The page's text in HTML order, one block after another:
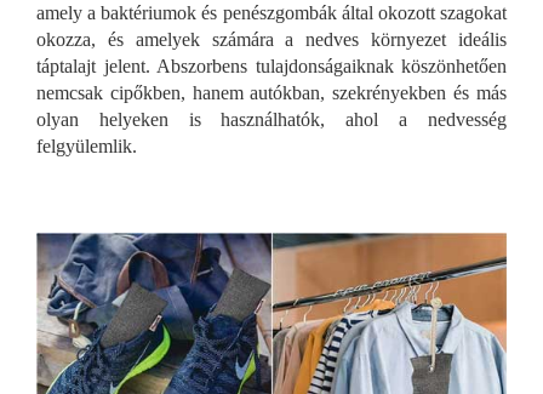
amely a baktériumok és penészgombák által okozott szagokat
okozza, és amelyek számára a nedves környezet ideális
táptalajt jelent. Abszorbens tulajdonságaiknak köszönhetően
nemcsak cipőkben, hanem autókban, szekrényekben és más
olyan helyeken is használhatók, ahol a nedvesség
felgyülemlik.